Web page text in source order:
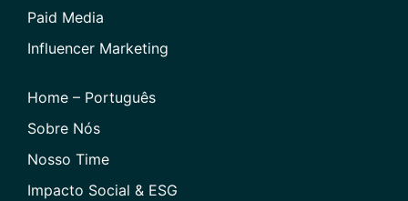
Paid Media
Influencer Marketing
Home – Português
Sobre Nós
Nosso Time
Impacto Social & ESG